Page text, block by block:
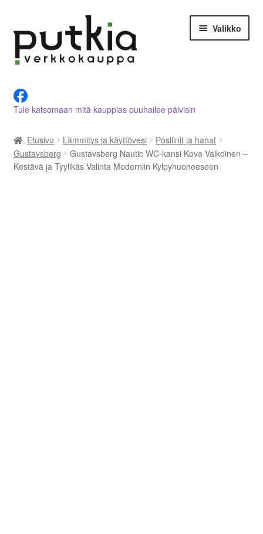
navigointiin
sisältöön
Valikko
Tietoja meistä
Asiakastilini
Ostoskori
Tule katsomaan mitä kauppias puuhailee päivisin
Etusivu Lämmitys ja käyttövesi
Posliinit ja hanat
Gustavsberg
Gustavsberg Nautic WC-kansi Kova Valkoinen –
Kestävä ja Tyylikäs Valinta Moderniin Kylpyhuoneeseen